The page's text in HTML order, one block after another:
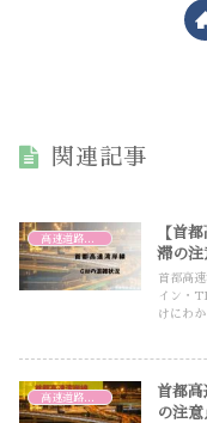
関連記事
【首
滞の注
首都高
イン・
けにわ
首都
の注